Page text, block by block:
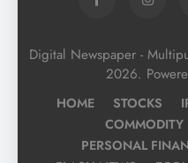
Digital Newspaper -
2026.
HOME STOCKS
COMMODITY
PERSONAL